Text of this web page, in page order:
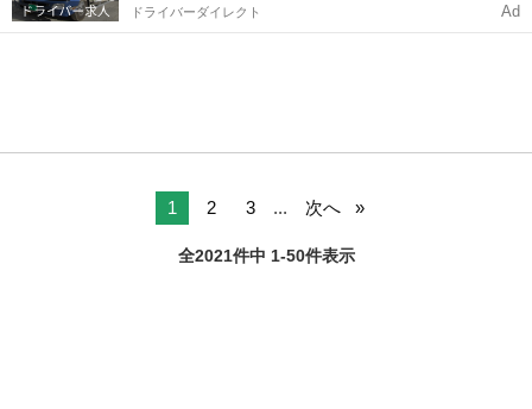
ドライバーダイレクト Ad
1 2 3 ... 次へ
全2021件中 1-50件表示